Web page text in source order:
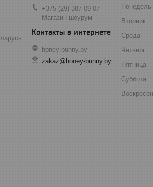
+375 (29) 387-09-07
Магазин-шоурум
honey-bunny.by
zakaz@honey-bunny.by
Вторник
Среда
Четверг
Пятница
Суббота